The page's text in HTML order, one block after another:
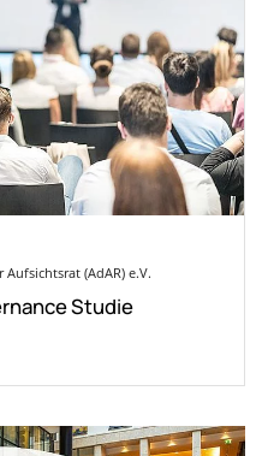
(AdAR) e.V.
Studie